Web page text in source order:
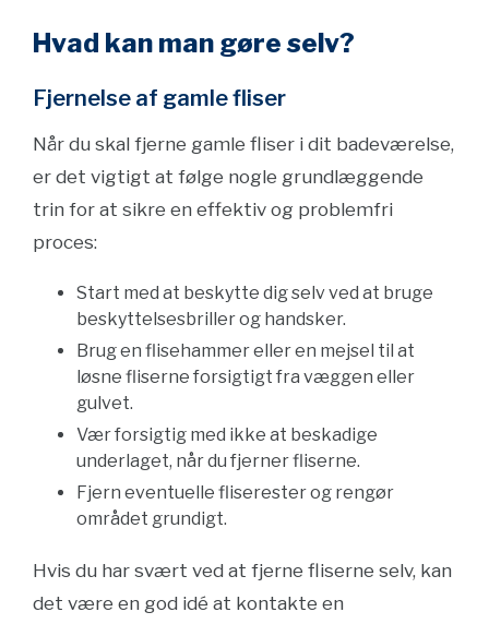
Hvad kan man gøre selv?
Fjernelse af gamle fliser
Når du skal fjerne gamle fliser i dit badeværelse,
er det vigtigt at følge nogle grundlæggende
trin for at sikre en effektiv og problemfri
proces:
Start med at beskytte dig selv ved at bruge
beskyttelsesbriller og handsker.
Brug en flisehammer eller en mejsel til at
løsne fliserne forsigtigt fra væggen eller
gulvet.
Vær forsigtig med ikke at beskadige
underlaget, når du fjerner fliserne.
Fjern eventuelle fliserester og rengør
området grundigt.
Hvis du har svært ved at fjerne fliserne selv, kan
det være en god idé at kontakte en